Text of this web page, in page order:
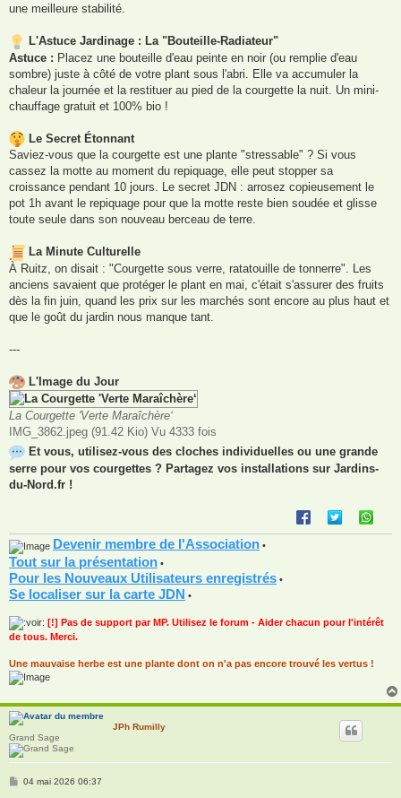
une meilleure stabilité.
L'Astuce Jardinage : La "Bouteille-Radiateur"
Astuce : Placez une bouteille d'eau peinte en noir (ou remplie d'eau
sombre) juste à côté de votre plant sous l'abri. Elle va accumuler la
chaleur la journée et la restituer au pied de la courgette la nuit. Un mini-
chauffage gratuit et 100% bio !
Le Secret Étonnant
Saviez-vous que la courgette est une plante "stressable" ? Si vous
cassez la motte au moment du repiquage, elle peut stopper sa
croissance pendant 10 jours. Le secret JDN : arrosez copieusement le
pot 1h avant le repiquage pour que la motte reste bien soudée et glisse
toute seule dans son nouveau berceau de terre.
La Minute Culturelle
À Ruitz, on disait : "Courgette sous verre, ratatouille de tonnerre". Les
anciens savaient que protéger le plant en mai, c'était s'assurer des fruits
dès la fin juin, quand les prix sur les marchés sont encore au plus haut et
que le goût du jardin nous manque tant.
---
L'Image du Jour
La Courgette 'Verte Maraîchère‘
IMG_3862.jpeg (91.42 Kio) Vu 4333 fois
Et vous, utilisez-vous des cloches individuelles ou une grande
serre pour vos courgettes ? Partagez vos installations sur Jardins-
du-Nord.fr !
Devenir membre de l'Association •
Tout sur la présentation •
Pour les Nouveaux Utilisateurs enregistrés •
Se localiser sur la carte JDN •
[!] Pas de support par MP. Utilisez le forum - Aider chacun pour l'intérêt
de tous. Merci.
Une mauvaise herbe est une plante dont on n'a pas encore trouvé les vertus !
JPh Rumilly
Grand Sage
M04 mai 2026 06:37